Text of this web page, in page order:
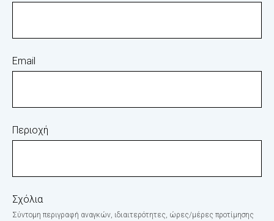
Email
Περιοχή
Σχόλια
Σύντομη περιγραφή αναγκών, ιδιαιτερότητες, ώρες/μέρες προτίμησης